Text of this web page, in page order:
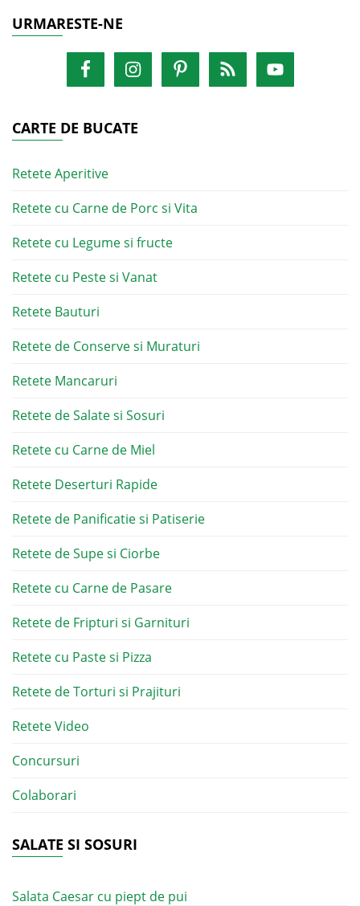
URMARESTE-NE
CARTE DE BUCATE
Retete Aperitive
Retete cu Carne de Porc si Vita
Retete cu Legume si fructe
Retete cu Peste si Vanat
Retete Bauturi
Retete de Conserve si Muraturi
Retete Mancaruri
Retete de Salate si Sosuri
Retete cu Carne de Miel
Retete Deserturi Rapide
Retete de Panificatie si Patiserie
Retete de Supe si Ciorbe
Retete cu Carne de Pasare
Retete de Fripturi si Garnituri
Retete cu Paste si Pizza
Retete de Torturi si Prajituri
Retete Video
Concursuri
Colaborari
SALATE SI SOSURI
Salata Caesar cu piept de pui